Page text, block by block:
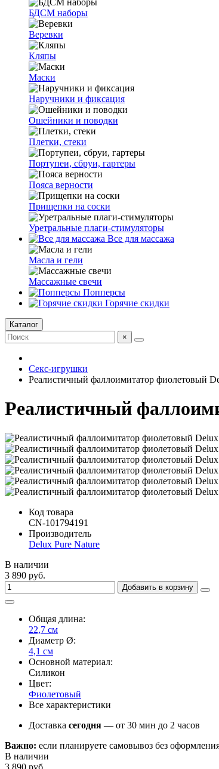
БДСМ наборы
Веревки
Кляпы
Маски
Наручники и фиксация
Ошейники и поводки
Плетки, стеки
Портупеи, сбруи, гартеры
Пояса верности
Прищепки на соски
Уретральные плаги-стимуляторы
Все для массажа
Масла и гели
Массажные свечи
Попперсы
Горячие скидки
Каталог
×
Секс-игрушки
Реалистичный фаллоимитатор фиолетовый
Реалистичный
Код товара
CN-101794191
Производитель
Delux Pure Nature
В наличии
3 890 руб.
Добавить в корзину
Общая длина:
22,7 см
Диаметр Ø:
4,1 см
Основной материал:
Силикон
Цвет:
Фиолетовый
Все характеристики
Доставка сегодня — от 30 мин до 2 часов
Важно: если планируете самовывоз без
В наличии
3 890 руб.